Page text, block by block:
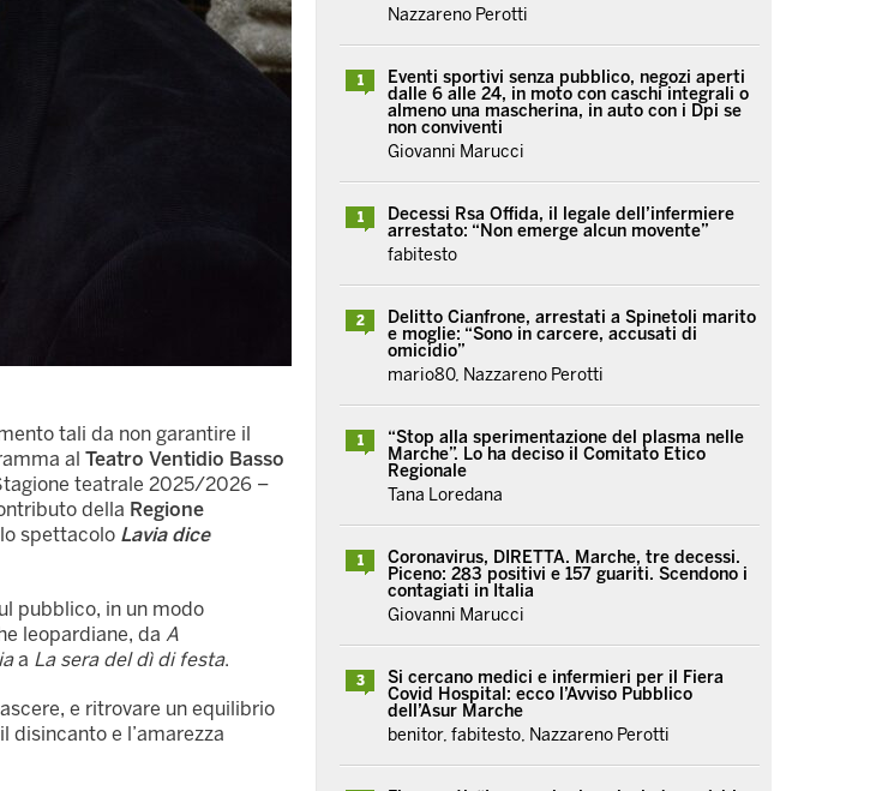
tali da non garantire il
al Teatro Ventidio Basso
teatrale 2025/2026 –
della Regione
spettacolo Lavia dice
pubblico, in un modo
leopardiane, da A
a La sera del dì di festa.
e ritrovare un equilibrio
disincanto e l’amarezza
Nazzareno Perotti
1
Eventi sportivi senza pubblico, negozi aperti
dalle 6 alle 24, in moto con caschi integrali o
almeno una mascherina, in auto con i Dpi se
non conviventi
Giovanni Marucci
1
Decessi Rsa Offida, il legale dell’infermiere
arrestato: “Non emerge alcun movente”
fabitesto
2
Delitto Cianfrone, arrestati a Spinetoli marito
e moglie: “Sono in carcere, accusati di
omicidio”
mario80, Nazzareno Perotti
1
“Stop alla sperimentazione del plasma nelle
Marche”. Lo ha deciso il Comitato Etico
Regionale
Tana Loredana
1
Coronavirus, DIRETTA. Marche, tre decessi.
Piceno: 283 positivi e 157 guariti. Scendono i
contagiati in Italia
Giovanni Marucci
3
Si cercano medici e infermieri per il Fiera
Covid Hospital: ecco l’Avviso Pubblico
dell’Asur Marche
benitor, fabitesto, Nazzareno Perotti